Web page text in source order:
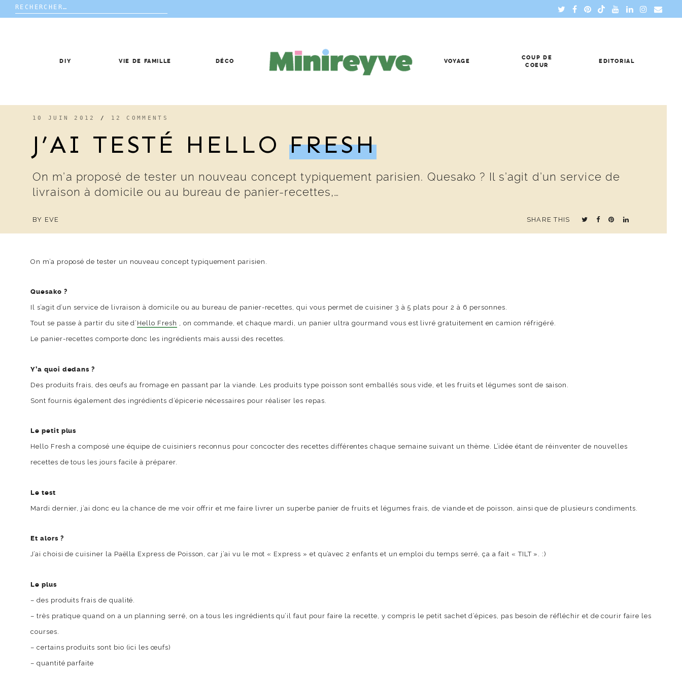
Rechercher :
DIY VIE DE FAMILLE DÉCO VOYAGE
COUP DE
COEUR
EDITORIAL
10 JUIN 2012 / 12 COMMENTS
J’AI TESTÉ HELLO FRESH
On m’a proposé de tester un nouveau concept typiquement parisien. Quesako ? Il s’agit d’un service de
livraison à domicile ou au bureau de panier-recettes,…
BY EVE SHARE THIS
On m’a proposé de tester un nouveau concept typiquement parisien.
Quesako ?
Il s’agit d’un service de livraison à domicile ou au bureau de panier-recettes, qui vous permet de cuisiner 3 à 5 plats pour 2 à 6 personnes.
Tout se passe à partir du site d’ Hello Fresh , on commande, et chaque mardi, un panier ultra gourmand vous est livré gratuitement en camion réfrigéré.
Le panier-recettes comporte donc les ingrédients mais aussi des recettes.
Y’a quoi dedans ?
Des produits frais, des œufs au fromage en passant par la viande. Les produits type poisson sont emballés sous vide, et les fruits et légumes sont de saison.
Sont fournis également des ingrédients d’épicerie nécessaires pour réaliser les repas.
Le petit plus
Hello Fresh a composé une équipe de cuisiniers reconnus pour concocter des recettes différentes chaque semaine suivant un thème. L’idée étant de réinventer de nouvelles
recettes de tous les jours facile à préparer.
Le test
Mardi dernier, j’ai donc eu la chance de me voir offrir et me faire livrer un superbe panier de fruits et légumes frais, de viande et de poisson, ainsi que de plusieurs condiments.
Et alors ?
J’ai choisi de cuisiner la Paëlla Express de Poisson, car j’ai vu le mot « Express » et qu’avec 2 enfants et un emploi du temps serré, ça a fait « TILT ». :)
Le plus
– des produits frais de qualité.
– très pratique quand on a un planning serré, on a tous les ingrédients qu’il faut pour faire la recette, y compris le petit sachet d’épices, pas besoin de réfléchir et de courir faire les
courses.
– certains produits sont bio (ici les œufs)
– quantité parfaite